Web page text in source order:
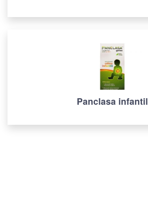
Panclasa infantil